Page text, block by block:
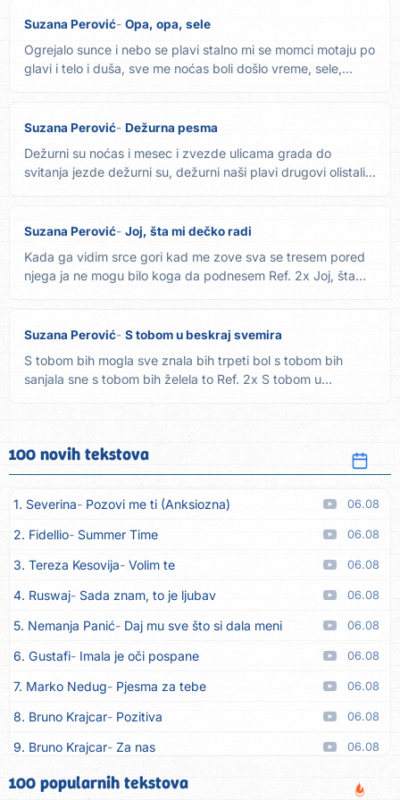
Suzana Perović Opa, opa, sele
Ogrejalo sunce i nebo se plavi stalno mi se momci motaju po
glavi i telo i duša, sve me noćas boli došlo vreme, sele,...
Suzana Perović Dežurna pesma
Dežurni su noćas i mesec i zvezde ulicama grada do
svitanja jezde dežurni su, dežurni naši plavi drugovi olistali...
Suzana Perović Joj, šta mi dečko radi
Kada ga vidim srce gori kad me zove sva se tresem pored
njega ja ne mogu bilo koga da podnesem Ref. 2x Joj, šta
Suzana Perović S tobom u beskraj svemira
S tobom bih mogla sve znala bih trpeti bol s tobom bih
sanjala sne s tobom bih želela to Ref. 2x S tobom u
100 novih tekstova
1. Severina Pozovi me ti (Anksiozna) 06.08
2. Fidellio Summer Time 06.08
3. Tereza Kesovija Volim te 06.08
4. Ruswaj Sada znam, to je ljubav 06.08
5. Nemanja Panić Daj mu sve što si dala meni 06.08
6. Gustafi Imala je oči pospane 06.08
7. Marko Nedug Pjesma za tebe 06.08
8. Bruno Krajcar Pozitiva 06.08
9. Bruno Krajcar Za nas 06.08
10. Tereza Kesovija Da li ću moći
100 popularnih tekstova